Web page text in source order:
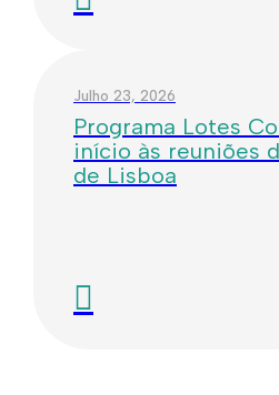
Julho 23, 2026
Programa Lotes
início às reuniões
de Lisboa